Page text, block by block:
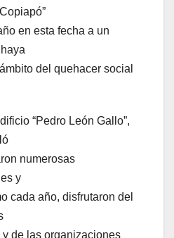
en esta fecha a un
del quehacer social
“Pedro León Gallo”,
numerosas
y
cada año, disfrutaron del
de las organizaciones